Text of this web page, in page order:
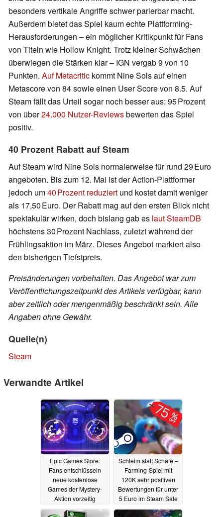
besonders vertikale Angriffe schwer parierbar macht.
Außerdem bietet das Spiel kaum echte Plattforming-
Herausforderungen – ein möglicher Kritikpunkt für Fans
von Titeln wie Hollow Knight. Trotz kleiner Schwächen
überwiegen die Stärken klar – IGN vergab 9 von 10
Punkten. Auf Metacritic kommt Nine Sols auf einen
Metascore von 84 sowie einen User Score von 8.5. Auf
Steam fällt das Urteil sogar noch besser aus: 95 Prozent
von über24.000 Nutzer-Reviewsbewerten das Spiel
positiv.
40 Prozent Rabatt auf Steam
Auf Steam wird Nine Sols normalerweise für rund 29 Euro
angeboten. Bis zum 12. Mai ist der Action-Plattformer
jedoch um40 Prozent reduziert und kostet damit weniger
als 17,50 Euro. Der Rabatt mag auf den ersten Blick nicht
spektakulär wirken, doch bislang gab es laut SteamDB
höchstens 30 Prozent Nachlass, zuletzt während der
Frühlingsaktion im März. Dieses Angebot markiert also
den bisherigen Tiefstpreis.
Preisänderungen vorbehalten. Das Angebot war zum
Veröffentlichungszeitpunkt des Artikels verfügbar, kann
aber zeitlich oder mengenmäßig beschränkt sein. Alle
Angaben ohne Gewähr.
Quelle(n)
Steam
Verwandte Artikel
Epic Games Store:
Fans entschlüsseln
neue kostenlose
Games der Mystery-
Aktion vorzeitig
10.05.2025
Schleim statt Schafe –
Farming-Spiel mit
120K sehr positiven
Bewertungen für unter
5 Euro im Steam Sale
09.05.2025